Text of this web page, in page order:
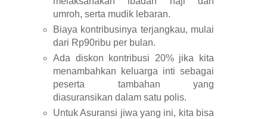
umroh, serta mudik lebaran.
Biaya kontribusinya terjangkau, mulai
dari Rp90ribu per bulan.
Ada diskon kontribusi 20% jika kita
menambahkan keluarga inti sebagai
peserta tambahan yang
diasuransikan dalam satu polis.
Untuk Asuransi jiwa yang ini, kita bisa